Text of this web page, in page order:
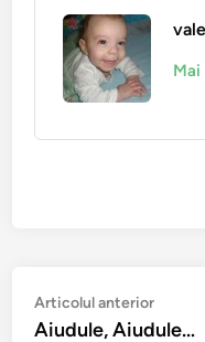
Mai
Navigare
Articolul anterior
Aiudule, Aiudule…